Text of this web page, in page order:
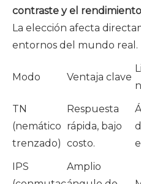
contraste y el
La elección afecta
entornos del mundo real.
Modo Ventaja clave
n
TN
(nemático
trenzado)
Respuesta
rápida, bajo
costo.
IPS
Amplio